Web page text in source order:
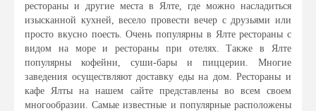
рестораны и другие места в Ялте, где можно насладиться
изысканной кухней, весело провести вечер с друзьями или
просто вкусно поесть. Очень популярны в Ялте рестораны с
видом на море и рестораны при отелях. Также в Ялте
популярны кофейни, суши-бары и пиццерии. Многие
заведения осуществляют доставку еды на дом. Рестораны и
кафе Ялты на нашем сайте представлены во всем своем
многообразии. Самые известные и популярные расположены